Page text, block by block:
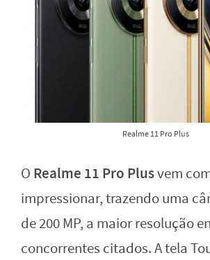
Realme 11 Pro Plus
O Realme 11 Pro Plusvem
impressionar, trazendo uma
de 200 MP, a maior resolução
concorrentes citados. A tela